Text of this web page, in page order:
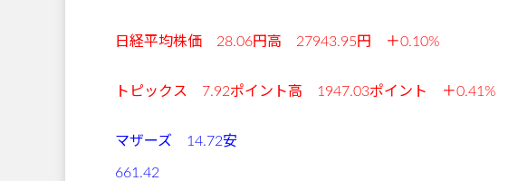
日経平均株価 28.06円高 27943.95円 ＋0.10%
トピックス 7.92ポイント高 1947.03ポイント ＋0.41%
マザーズ 14.72安
661.42